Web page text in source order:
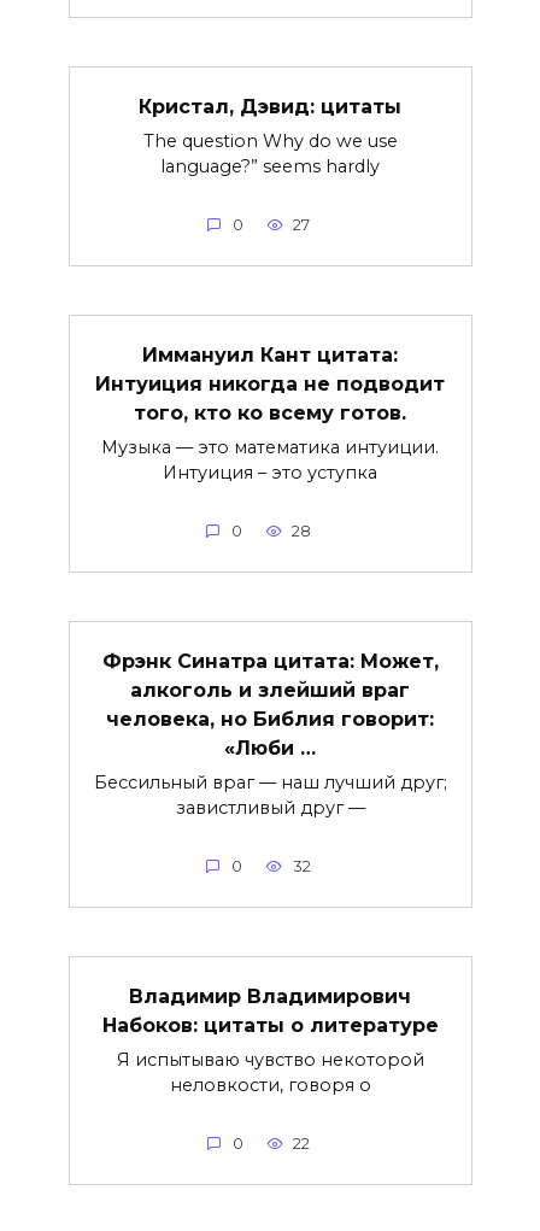
Кристал, Дэвид: цитаты
The question Why do we use
language?” seems hardly
0 27
Иммануил Кант цитата:
Интуиция никогда не подводит
того, кто ко всему готов.
Музыка — это математика интуиции.
Интуиция – это уступка
0 28
Фрэнк Синатра цитата: Может,
алкоголь и злейший враг
человека, но Библия говорит:
«Люби …
Бессильный враг — наш лучший друг;
завистливый друг —
0 32
Владимир Владимирович
Набоков: цитаты о литературе
Я испытываю чувство некоторой
неловкости, говоря о
0 22